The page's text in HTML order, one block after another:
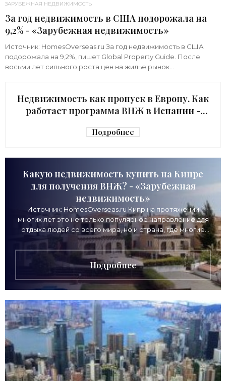
ЗАРУБЕЖНАЯ НЕДВИЖИМОСТЬ
За год недвижимость в США подорожала на
9,2% - «Зарубежная недвижимость»
Источник: HomesOverseas.ru За год недвижимость в США
подорожала на 9,2%, пишет Global Property Guide. После
восьми лет сильного роста цен на жилье рынок
Недвижимость как пропуск в Европу. Как
работает программа ВНЖ в Испании -
Подробнее
Какую недвижимость купить на Кипре
для получения ВНЖ? - «Зарубежная
недвижимость»
Источник: HomesOverseas.ru Кипр на протяжении
многих лет это не только популярное направление для
отдыха людей со всего мира, но и страна, где многие
иностранцы предпочитают покупать для
Подробнее